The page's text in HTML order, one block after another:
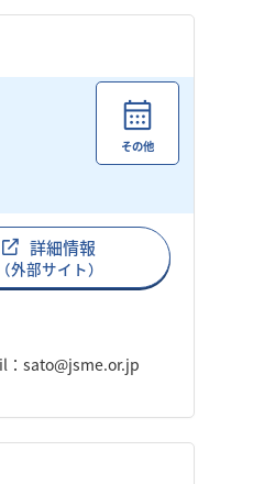
その他
詳細情報
（外部サイト）
：sato@jsme.or.jp